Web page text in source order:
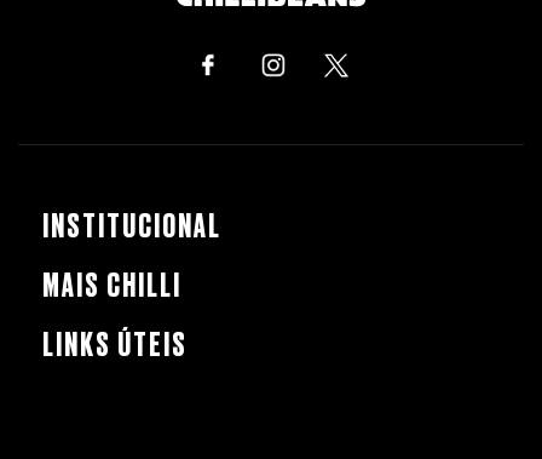
INSTITUCIONAL
MAIS CHILLI
LINKS ÚTEIS